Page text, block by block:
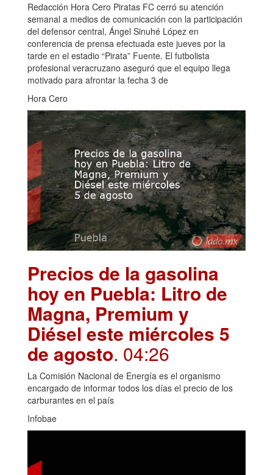
Redacción Hora Cero Piratas FC cerró su atención
semanal a medios de comunicación con la participación
del defensor central, Ángel Sinuhé López en
conferencia de prensa efectuada este jueves por la
tarde en el estadio “Pirata” Fuente. El futbolista
profesional veracruzano aseguró que el equipo llega
motivado para afrontar la fecha 3 de
Hora Cero
Precios de la gasolina
hoy en Puebla: Litro de
Magna, Premium y
Diésel este miércoles 5
de agosto. 04:26
La Comisión Nacional de Energía es el organismo
encargado de informar todos los días el precio de los
carburantes en el país
Infobae